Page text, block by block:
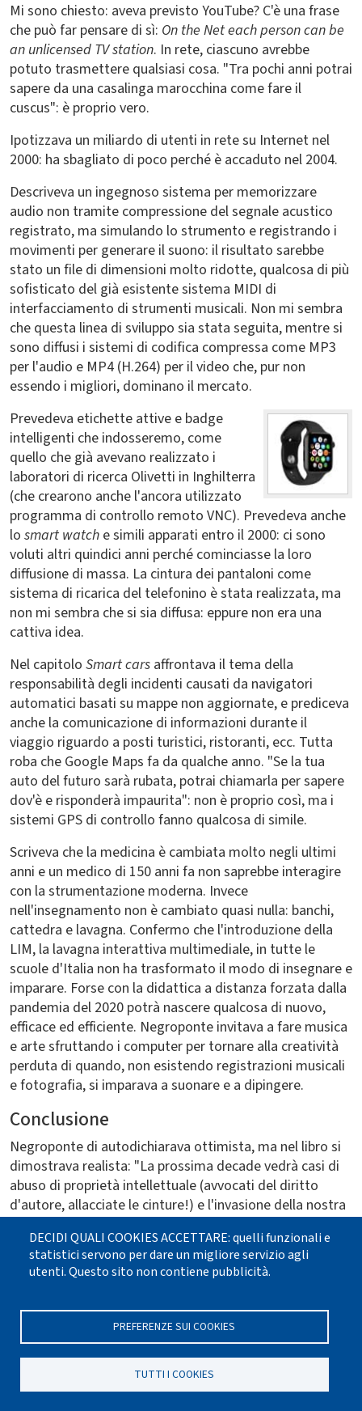
Mi sono chiesto: aveva previsto YouTube? C'è una frase
che può far pensare di sì: On the Net each person can be
an unlicensed TV station. In rete, ciascuno avrebbe
potuto trasmettere qualsiasi cosa. "Tra pochi anni potrai
sapere da una casalinga marocchina come fare il
cuscus": è proprio vero.
Ipotizzava un miliardo di utenti in rete su Internet nel
2000: ha sbagliato di poco perché è accaduto nel 2004.
Descriveva un ingegnoso sistema per memorizzare
audio non tramite compressione del segnale acustico
registrato, ma simulando lo strumento e registrando i
movimenti per generare il suono: il risultato sarebbe
stato un file di dimensioni molto ridotte, qualcosa di più
sofisticato del già esistente sistema MIDI di
interfacciamento di strumenti musicali. Non mi sembra
che questa linea di sviluppo sia stata seguita, mentre si
sono diffusi i sistemi di codifica compressa come MP3
per l'audio e MP4 (H.264) per il video che, pur non
essendo i migliori, dominano il mercato.
Prevedeva etichette attive e badge
intelligenti che indosseremo, come
quello che già avevano realizzato i
laboratori di ricerca Olivetti in Inghilterra
(che crearono anche l'ancora utilizzato
programma di controllo remoto VNC). Prevedeva anche
lo smart watch e simili apparati entro il 2000: ci sono
voluti altri quindici anni perché cominciasse la loro
diffusione di massa. La cintura dei pantaloni come
sistema di ricarica del telefonino è stata realizzata, ma
non mi sembra che si sia diffusa: eppure non era una
cattiva idea.
Nel capitolo Smart cars affrontava il tema della
responsabilità degli incidenti causati da navigatori
automatici basati su mappe non aggiornate, e prediceva
anche la comunicazione di informazioni durante il
viaggio riguardo a posti turistici, ristoranti, ecc. Tutta
roba che Google Maps fa da qualche anno. "Se la tua
auto del futuro sarà rubata, potrai chiamarla per sapere
dov'è e risponderà impaurita": non è proprio così, ma i
sistemi GPS di controllo fanno qualcosa di simile.
Scriveva che la medicina è cambiata molto negli ultimi
anni e un medico di 150 anni fa non saprebbe interagire
con la strumentazione moderna. Invece
nell'insegnamento non è cambiato quasi nulla: banchi,
cattedra e lavagna. Confermo che l'introduzione della
LIM, la lavagna interattiva multimediale, in tutte le
scuole d'Italia non ha trasformato il modo di insegnare e
imparare. Forse con la didattica a distanza forzata dalla
pandemia del 2020 potrà nascere qualcosa di nuovo,
efficace ed efficiente. Negroponte invitava a fare musica
e arte sfruttando i computer per tornare alla creatività
perduta di quando, non esistendo registrazioni musicali
e fotografia, si imparava a suonare e a dipingere.
Conclusione
Negroponte di autodichiarava ottimista, ma nel libro si
dimostrava realista: "La prossima decade vedrà casi di
abuso di proprietà intellettuale (avvocati del diritto
d'autore, allacciate le cinture!) e l'invasione della nostra
dall'automazione. Useremo forza lavoro indiana o
russa". È accaduto ma ora le grandi aziende stanno
facendo marcia indietro consapevoli dei problemi di
mentalità e stili di vita molto diversi. Non è invece
accaduto a larga scala quanto prevedeva: lavorare su
uno stesso progetto 24 ore al giorno in tre turni basati
DECIDI QUALI COOKIES ACCETTARE: quelli funzionali e
statistici servono per dare un migliore servizio agli
utenti. Questo sito non contiene pubblicità.
PREFERENZE SUI COOKIES
TUTTI I COOKIES